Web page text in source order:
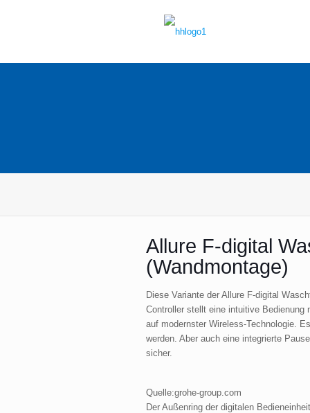
Allure F-digital
(Wandmontage)
Diese Variante der Allure F-digital
Controller stellt eine intuitive Bedienung
auf modernster Wireless-Technologie.
werden. Aber auch eine integrierte
sicher.
Quelle:grohe-group.com
Der Außenring der digitalen